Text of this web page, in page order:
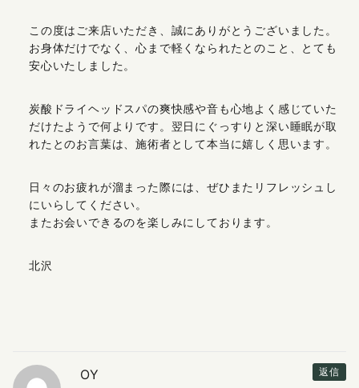
この度はご来店いただき、誠にありがとうございました。
お身体だけでなく、心まで軽くなられたとのこと、とても
安心いたしました。
炭酸ドライヘッドスパの爽快感や音も心地よく感じていた
だけたようで何よりです。翌日にぐっすりと深い睡眠が取
れたとのお言葉は、施術者として本当に嬉しく思います。
日々のお疲れが溜まった際には、ぜひまたリフレッシュし
にいらしてください。
またお会いできるのを楽しみにしております。
北沢
返信
OY